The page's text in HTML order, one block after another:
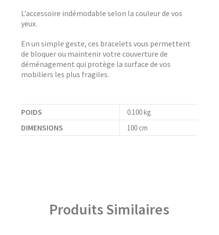
L’accessoire indémodable selon la couleur de vos
yeux.
En un simple geste, ces bracelets vous permettent
de bloquer ou maintenir votre couverture de
déménagement qui protège la surface de vos
mobiliers les plus fragiles.
POIDS 0.100 kg
DIMENSIONS 100 cm
Produits Similaires